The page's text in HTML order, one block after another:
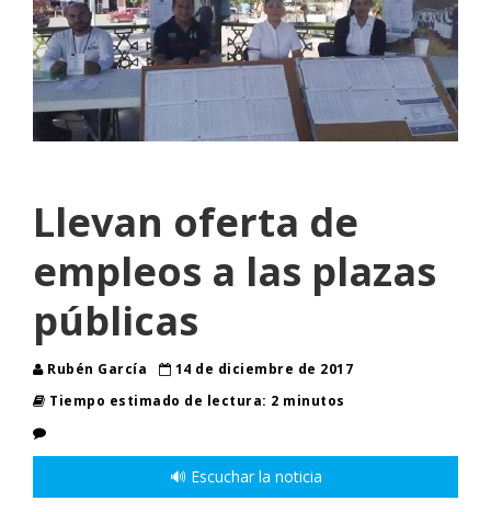
Llevan oferta de
empleos a las plazas
públicas
Rubén García
14 de diciembre de 2017
Tiempo estimado de lectura: 2 minutos
🔊 Escuchar la noticia